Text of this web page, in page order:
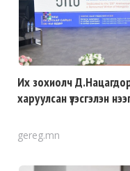
Их зохиолч
харуулсан үзэсгэлэн
gereg.mn